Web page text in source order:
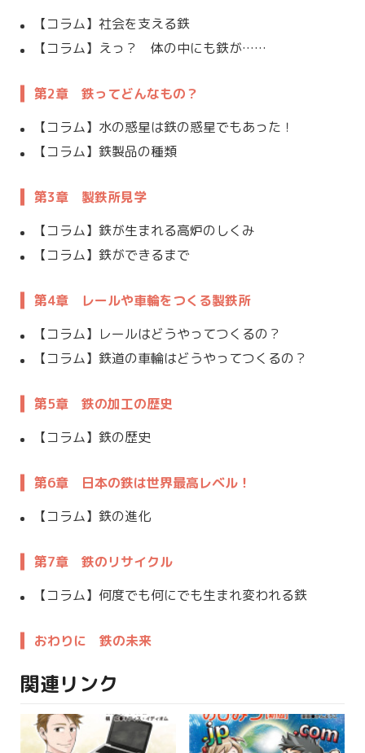
【コラム】社会を支える鉄
【コラム】えっ？ 体の中にも鉄が……
第2章 鉄ってどんなもの？
【コラム】水の惑星は鉄の惑星でもあった！
【コラム】鉄製品の種類
第3章 製鉄所見学
【コラム】鉄が生まれる高炉のしくみ
【コラム】鉄ができるまで
第4章 レールや車輪をつくる製鉄所
【コラム】レールはどうやってつくるの？
【コラム】鉄道の車輪はどうやってつくるの？
第5章 鉄の加工の歴史
【コラム】鉄の歴史
第6章 日本の鉄は世界最高レベル！
【コラム】鉄の進化
第7章 鉄のリサイクル
【コラム】何度でも何にでも生まれ変われる鉄
おわりに 鉄の未来
関連リンク